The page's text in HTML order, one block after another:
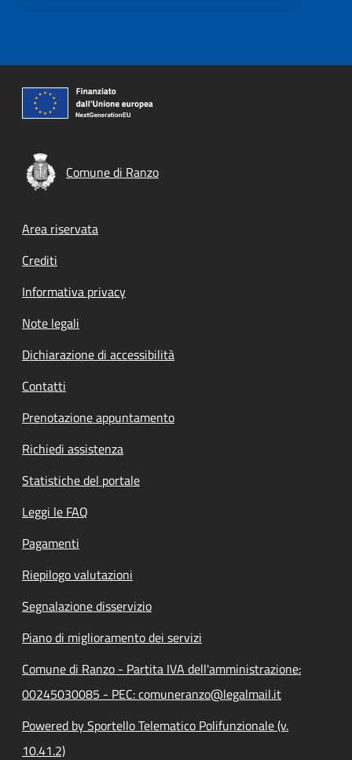
Comune di Ranzo
Footer menu
Area riservata
Crediti
Informativa privacy
Note legali
Dichiarazione di accessibilità
Contatti
Prenotazione appuntamento
Richiedi assistenza
Statistiche del portale
Leggi le FAQ
Pagamenti
Riepilogo valutazioni
Segnalazione disservizio
Piano di miglioramento dei servizi
Comune di Ranzo - Partita IVA dell'amministrazione:
00245030085 - PEC: comuneranzo@legalmail.it
Powered by Sportello Telematico Polifunzionale (v.
10.41.2)